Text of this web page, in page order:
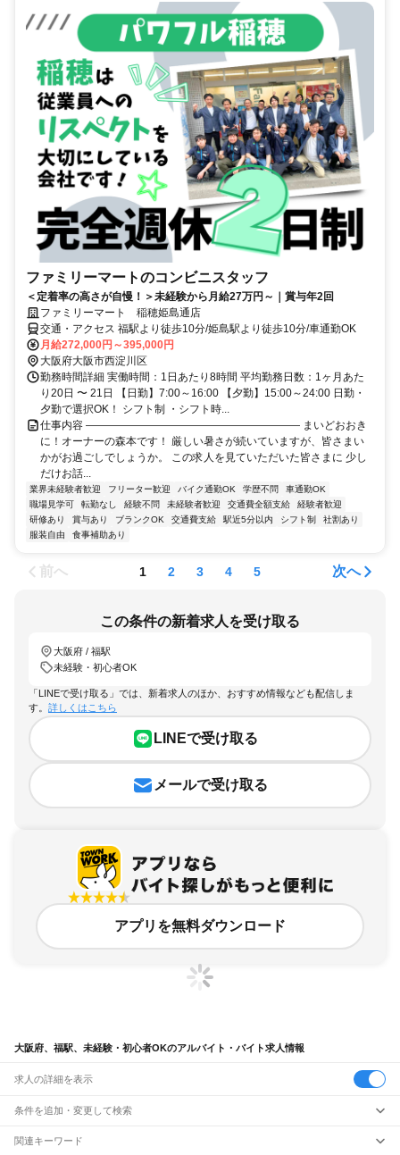
ファミリーマートのコンビニスタッフ
＜定着率の高さが自慢！＞未経験から月給27万円～｜賞与年2回
ファミリーマート 稲穂姫島通店
交通・アクセス 福駅より徒歩10分/姫島駅より徒歩10分/車通勤OK
月給272,000円～395,000円
大阪府大阪市西淀川区
勤務時間詳細 実働時間：1日あたり8時間 平均勤務日数：1ヶ月あた
り20日 〜 21日 【日勤】7:00～16:00 【夕勤】15:00～24:00 日勤・
夕勤で選択OK！ シフト制 ・シフト時...
仕事内容 ―――――――――――――――――――― まいどおおき
に！オーナーの森本です！ 厳しい暑さが続いていますが、皆さまい
かがお過ごしでしょうか。 この求人を見ていただいた皆さまに 少し
だけお話...
業界未経験者歓迎 フリーター歓迎 バイク通勤OK 学歴不問
車通勤OK
職場見学可
転勤なし 経験不問 未経験者歓迎 交通費全額支給
経験者歓迎
研修あり
賞与あり ブランクOK 交通費支給 駅近5分以内 シフト制
社割あり
服装自由
食事補助あり
前へ 1 2 3 4 5 次へ
この条件の新着求人を受け取る
大阪府 / 福駅
未経験・初心者OK
「LINEで受け取る」では、新着求人のほか、おすすめ情報なども配信しま
す。 詳しくはこちら
LINEで受け取る
メールで受け取る
アプリを無料ダウンロード
大阪府、福駅、未経験・初心者OKのアルバイト・バイト求人情報
求人の詳細を表示
条件を追加・変更して検索
市区町村を追加・変更
関連キーワード